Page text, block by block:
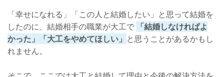
「幸せになれる」「この人と結婚したい」と思って結婚を
したのに、結婚相手の職業が大工で 「結婚しなければよ
かった」「大工をやめてほしい」 と思うことがあるかもし
れません。